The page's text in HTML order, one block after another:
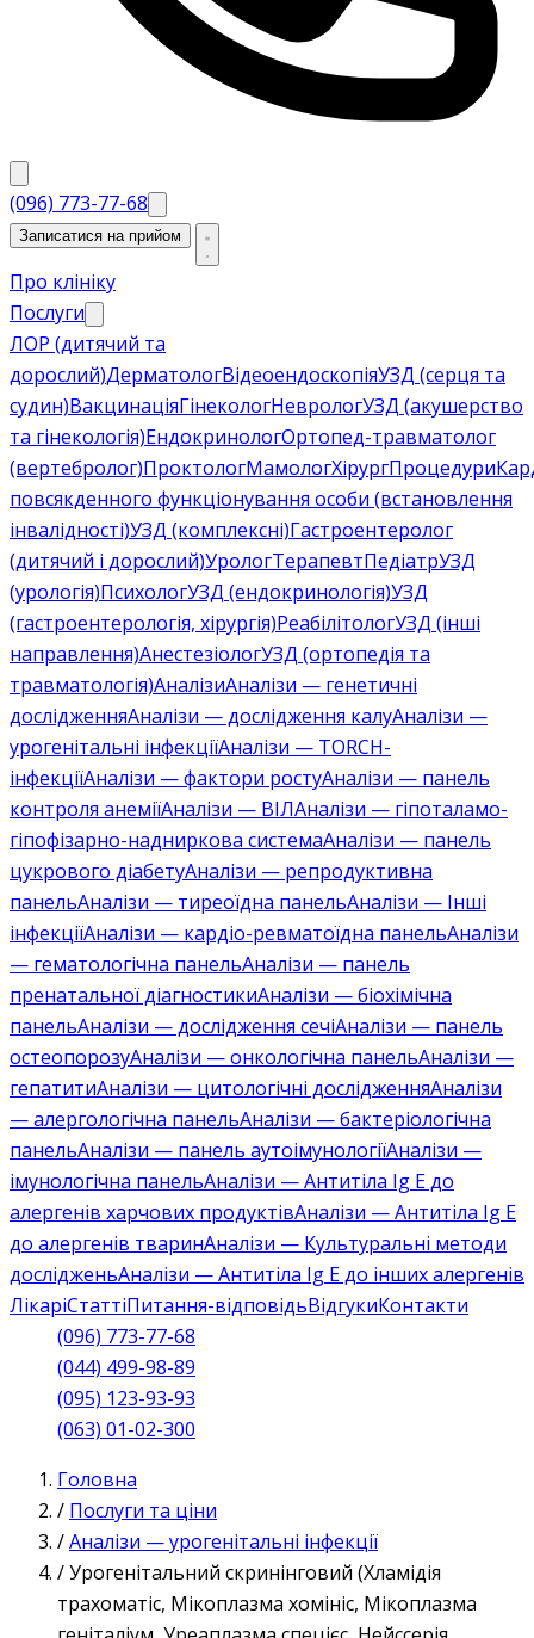
(096) 773-77-68
Записатися на прийом
Про клініку
Послуги
ЛОР (дитячий та
дорослий)ДерматологВідеоендоскопіяУЗД (серця та
судин)ВакцинаціяГінекологНеврологУЗД (акушерство
та гінекологія)ЕндокринологОртопед-травматолог
(вертебролог)ПроктологМамологХірургПроцедури
повсякденного функціонування особи (встановлення
інвалідності)УЗД (комплексні)Гастроентеролог
(дитячий і дорослий)УрологТерапевтПедіатрУЗД
(урологія)ПсихологУЗД (ендокринологія)УЗД
(гастроентерологія, хірургія)РеабілітологУЗД (інші
направлення)АнестезіологУЗД (ортопедія та
травматологія)АналізиАналізи — генетичні
дослідженняАналізи — дослідження калуАналізи —
урогенітальні інфекціїАналізи — TORCH-
інфекціїАналізи — фактори ростуАналізи — панель
контроля анеміїАналізи — ВІЛАналізи — гіпоталамо-
гіпофізарно-надниркова системаАналізи — панель
цукрового діабетуАналізи — репродуктивна
панельАналізи — тиреоїдна панельАналізи — Інші
інфекціїАналізи — кардіо-ревматоїдна панельАналізи
— гематологічна панельАналізи — панель
пренатальної діагностикиАналізи — біохімічна
панельАналізи — дослідження сечіАналізи — панель
остеопорозуАналізи — онкологічна панельАналізи —
гепатитиАналізи — цитологічні дослідженняАналізи
— алергологічна панельАналізи — бактеріологічна
панельАналізи — панель аутоімунологіїАналізи —
імунологічна панельАналізи — Антитіла Ig E до
алергенів харчових продуктівАналізи — Антитіла Ig E
до алергенів тваринАналізи — Культуральні методи
дослідженьАналізи — Антитіла Ig E до інших алергенів
ЛікаріСтаттіПитання-відповідьВідгукиКонтакти
(096) 773-77-68
(044) 499-98-89
(095) 123-93-93
(063) 01-02-300
Головна
/ Послуги та ціни
/Аналізи — урогенітальні інфекції
/Урогенітальний скринінговий (Хламідія
трахоматіс, Мікоплазма хомініс, Мікоплазма